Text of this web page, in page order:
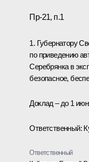
Пр-21, п.1
1. Губернатору
по приведению
Серебрянка в
безопасное,
Доклад – до 1
Ответственный:
Ответственный